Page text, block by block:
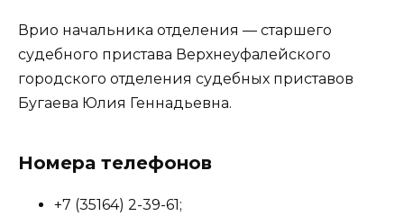
Врио начальника отделения — старшего
судебного пристава Верхнеуфалейского
городского отделения судебных приставов
Бугаева Юлия Геннадьевна.
Номера телефонов
+7 (35164) 2-39-61;